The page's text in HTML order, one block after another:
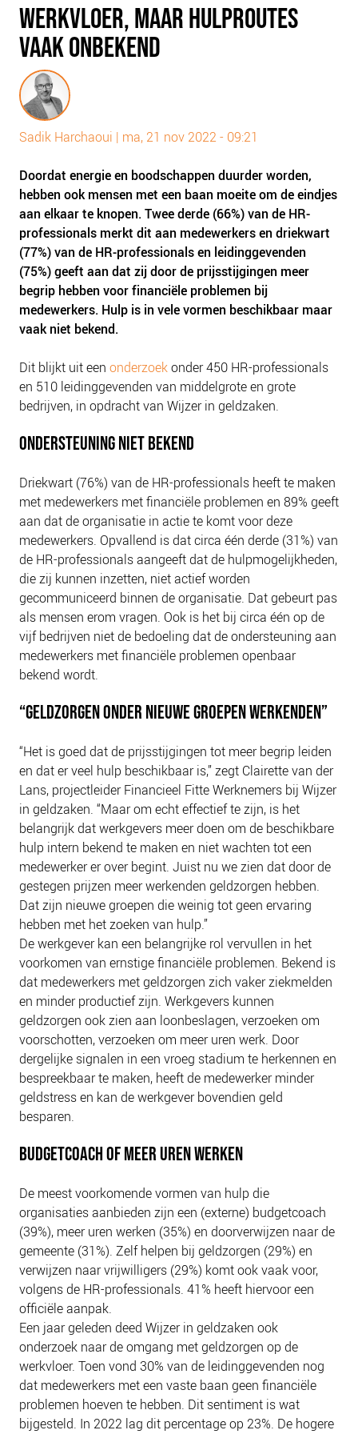
PLINKR NAZORG
SOCIALDEBT
DOORBRAAKMETHODE
COLLECTIEF SCHULDREGELEN
DE VOORZIENINGENWIJZER
NEDERLANDSE SCHULDHULPROUTE (NSR)
OVER ONS
VISIE EN MISSIE
HET TEAM
ONZE PARTNERS
VACATURES
IN DE MEDIA
OVER NCFG
NIEUWS
BLOGS
WERKVLOER, MAAR HULPROUTES
VAAK ONBEKEND
Sadik Harchaoui | ma, 21 nov 2022 - 09:21
Doordat energie en boodschappen duurder worden,
hebben ook mensen met een baan moeite om de eindjes
aan elkaar te knopen. Twee derde (66%) van de HR-
professionals merkt dit aan medewerkers en driekwart
(77%) van de HR-professionals en leidinggevenden
(75%) geeft aan dat zij door de prijsstijgingen meer
begrip hebben voor financiële problemen bij
medewerkers. Hulp is in vele vormen beschikbaar maar
vaak niet bekend.
Dit blijkt uit een onderzoekonder 450 HR-professionals
en 510 leidinggevenden van middelgrote en grote
bedrijven, in opdracht van Wijzer in geldzaken.
ONDERSTEUNING NIET BEKEND
Driekwart (76%) van de HR-professionals heeft te maken
met medewerkers met financiële problemen en 89% geeft
aan dat de organisatie in actie te komt voor deze
medewerkers. Opvallend is dat circa één derde (31%) van
de HR-professionals aangeeft dat de hulpmogelijkheden,
die zij kunnen inzetten, niet actief worden
gecommuniceerd binnen de organisatie. Dat gebeurt pas
als mensen erom vragen. Ook is het bij circa één op de
vijf bedrijven niet de bedoeling dat de ondersteuning aan
medewerkers met financiële problemen openbaar
bekend wordt.
“GELDZORGEN ONDER NIEUWE GROEPEN WERKENDEN”
“Het is goed dat de prijsstijgingen tot meer begrip leiden
en dat er veel hulp beschikbaar is,” zegt Clairette van der
Lans, projectleider Financieel Fitte Werknemers bij Wijzer
in geldzaken. “Maar om echt effectief te zijn, is het
belangrijk dat werkgevers meer doen om de beschikbare
hulp intern bekend te maken en niet wachten tot een
medewerker er over begint. Juist nu we zien dat door de
gestegen prijzen meer werkenden geldzorgen hebben.
Dat zijn nieuwe groepen die weinig tot geen ervaring
hebben met het zoeken van hulp.”
De werkgever kan een belangrijke rol vervullen in het
voorkomen van ernstige financiële problemen. Bekend is
dat medewerkers met geldzorgen zich vaker ziekmelden
en minder productief zijn. Werkgevers kunnen
geldzorgen ook zien aan loonbeslagen, verzoeken om
voorschotten, verzoeken om meer uren werk. Door
dergelijke signalen in een vroeg stadium te herkennen en
bespreekbaar te maken, heeft de medewerker minder
geldstress en kan de werkgever bovendien geld
besparen.
BUDGETCOACH OF MEER UREN WERKEN
De meest voorkomende vormen van hulp die
organisaties aanbieden zijn een (externe) budgetcoach
(39%), meer uren werken (35%) en doorverwijzen naar de
gemeente (31%). Zelf helpen bij geldzorgen (29%) en
verwijzen naar vrijwilligers (29%) komt ook vaak voor,
volgens de HR-professionals. 41% heeft hiervoor een
officiële aanpak.
Een jaar geleden deed Wijzer in geldzaken ook
onderzoek naar de omgang met geldzorgen op de
werkvloer. Toen vond 30% van de leidinggevenden nog
dat medewerkers met een vaste baan geen financiële
problemen hoeven te hebben. Dit sentiment is wat
bijgesteld. In 2022 lag dit percentage op 23%. De hogere